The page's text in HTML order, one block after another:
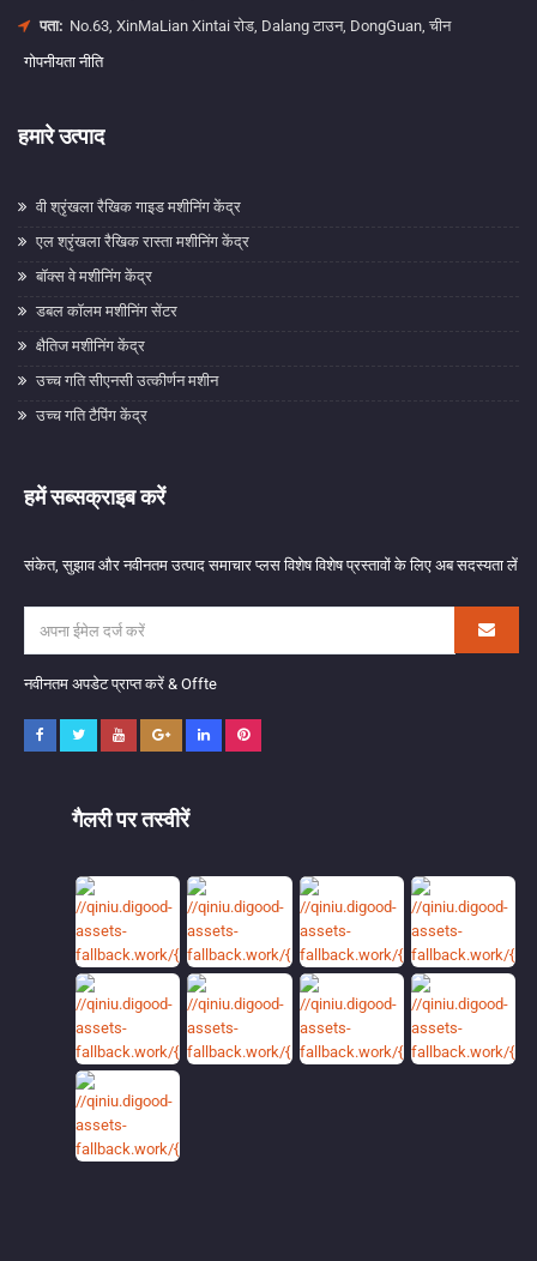
पता: No.63, XinMaLian Xintai रोड, Dalang टाउन, DongGuan, चीन
गोपनीयता नीति
हमारे उत्पाद
वी श्रृंखला रैखिक गाइड मशीनिंग केंद्र
एल श्रृंखला रैखिक रास्ता मशीनिंग केंद्र
बॉक्स वे मशीनिंग केंद्र
डबल कॉलम मशीनिंग सेंटर
क्षैतिज मशीनिंग केंद्र
उच्च गति सीएनसी उत्कीर्णन मशीन
उच्च गति टैपिंग केंद्र
हमें सब्सक्राइब करें
संकेत, सुझाव और नवीनतम उत्पाद समाचार प्लस विशेष विशेष प्रस्तावों के लिए अब सदस्यता लें
नवीनतम अपडेट प्राप्त करें & Offte
गैलरी पर तस्वीरें